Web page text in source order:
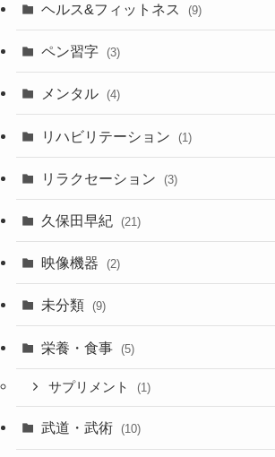
ヘルス&フィットネス (9)
ペン習字 (3)
メンタル (4)
リハビリテーション (1)
リラクセーション (3)
久保田早紀 (21)
映像機器 (2)
未分類 (9)
栄養・食事 (5)
サプリメント (1)
武道・武術 (10)